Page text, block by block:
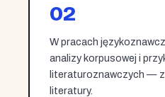
02
W pracach
analizy korpusowej i
literaturoznawczych —
literatury.